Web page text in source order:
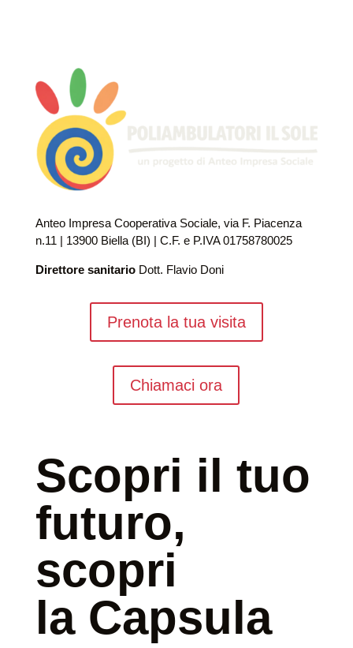
Anteo Impresa Cooperativa Sociale, via F. Piacenza
n.11 | 13900 Biella (BI) | C.F. e P.IVA 01758780025
Direttore sanitario Dott. Flavio Doni
Prenota la tua visita
Chiamaci ora
Scopri il tuo
futuro,
scopri
la Capsula